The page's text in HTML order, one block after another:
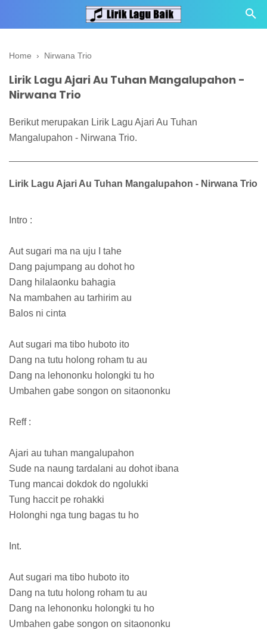
Home › Nirwana Trio
Lirik Lagu Ajari Au Tuhan Mangalupahon -
Nirwana Trio
Berikut merupakan Lirik Lagu Ajari Au Tuhan
Mangalupahon - Nirwana Trio.
Lirik Lagu Ajari Au Tuhan Mangalupahon - Nirwana Trio
Intro :
Aut sugari ma na uju I tahe
Dang pajumpang au dohot ho
Dang hilalaonku bahagia
Na mambahen au tarhirim au
Balos ni cinta
Aut sugari ma tibo huboto ito
Dang na tutu holong roham tu au
Dang na lehononku holongki tu ho
Umbahen gabe songon on sitaononku
Reff :
Ajari au tuhan mangalupahon
Sude na naung tardalani au dohot ibana
Tung mancai dokdok do ngolukki
Tung haccit pe rohakki
Holonghi nga tung bagas tu ho
Int.
Aut sugari ma tibo huboto ito
Dang na tutu holong roham tu au
Dang na lehononku holongki tu ho
Umbahen gabe songon on sitaononku